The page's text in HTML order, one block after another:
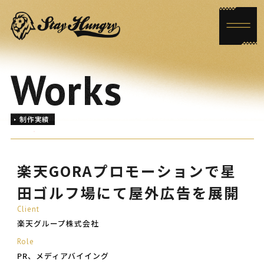
Works
制作実績
楽天GORAプロモーションで星
田ゴルフ場にて屋外広告を展開
Client
楽天グループ株式会社
Role
PR、メディアバイイング